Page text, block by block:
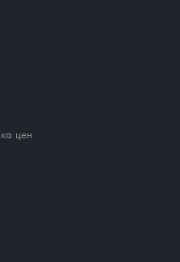
цен